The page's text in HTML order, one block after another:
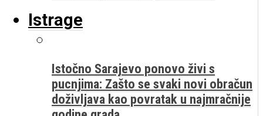
Istrage
Istočno Sarajevo ponovo živi s
pucnjima: Zašto se svaki novi obračun
doživljava kao povratak u najmračnije